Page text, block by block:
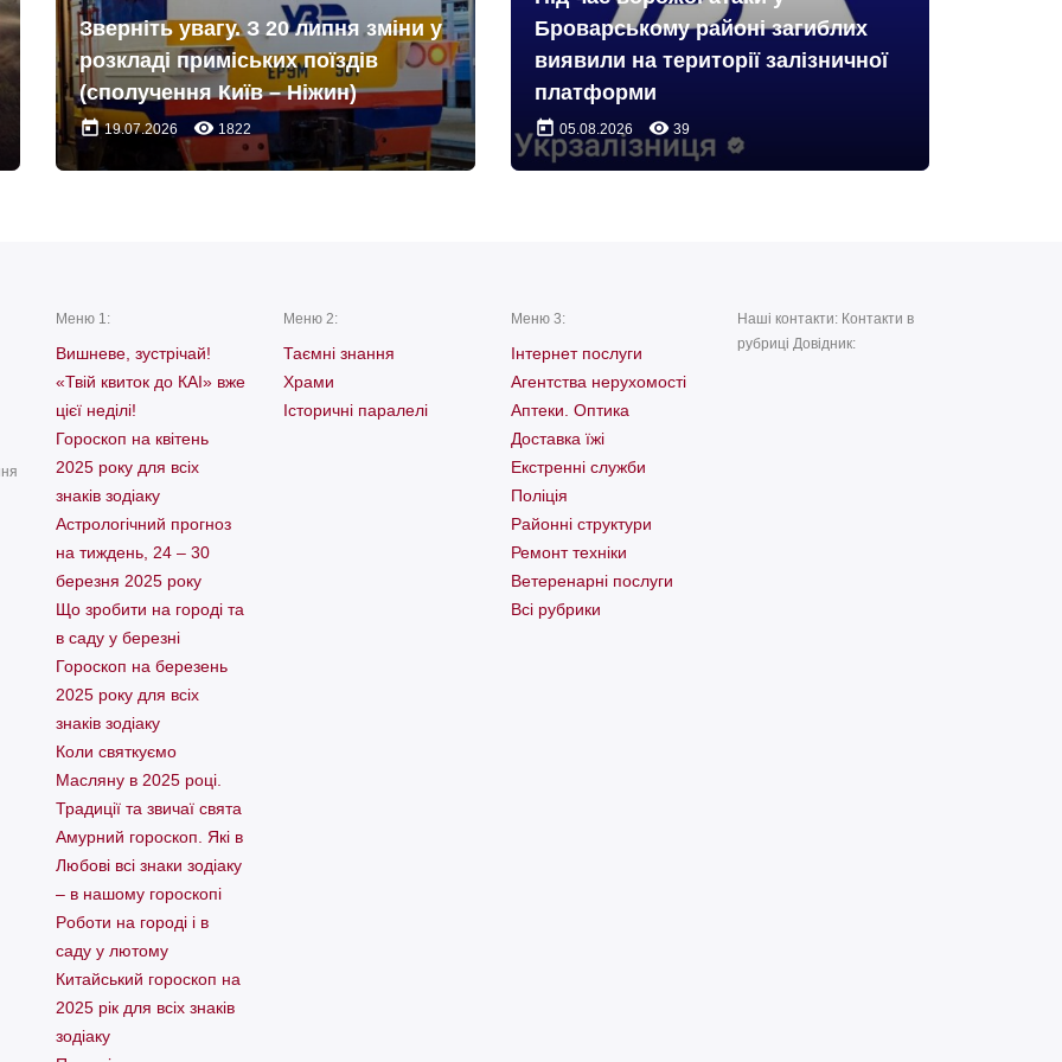
Зверніть увагу. З 20 липня зміни у
розкладі приміських поїздів
(сполучення Київ – Ніжин)
today19.07.2026 remove_red_eye 1822
Броварському районі загиблих
виявили на території залізничної
платформи
today 05.08.2026 remove_red_eye 39
Меню 1:
Вишневе, зустрічай!
«Твій квиток до КАІ» вже
цієї неділі!
Гороскоп на квітень
2025 року для всіх
знаків зодіаку
Астрологічний прогноз
на тиждень, 24 – 30
березня 2025 року
Що зробити на городі та
в саду у березні
Гороскоп на березень
2025 року для всіх
знаків зодіаку
Коли святкуємо
Масляну в 2025 році.
Традиції та звичаї свята
Амурний гороскоп. Які в
Любові всі знаки зодіаку
– в нашому гороскопі
Pоботи на городі і в
саду у лютому
Китайський гороскоп на
2025 рік для всіх знаків
зодіаку
Меню 2:
Таємні знання
Храми
Історичні паралелі
Меню 3:
Інтернет послуги
Агентства нерухомості
Аптеки. Оптика
Доставка їжі
Екстренні служби
Поліція
Районні структури
Ремонт техніки
Ветеренарні послуги
Всі рубрики
Наші контакти: Контакти в
рубриці Довідник: